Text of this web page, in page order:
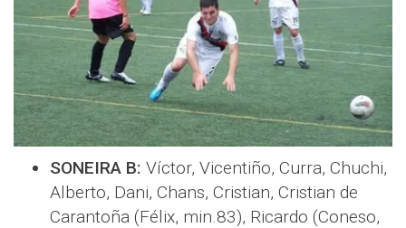
SONEIRA B: Víctor, Vicentiño, Curra, Chuchi,
Alberto, Dani, Chans, Cristian, Cristian de
Carantoña (Félix, min.83), Ricardo (Coneso,